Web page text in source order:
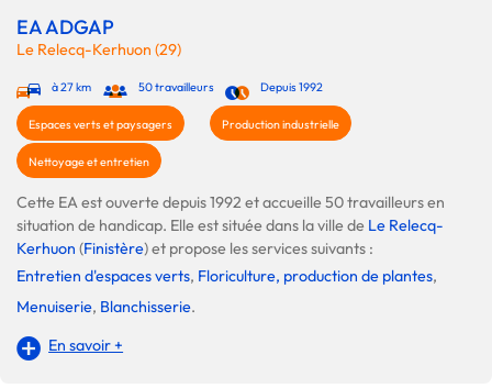
EA ADGAP
Le Relecq-Kerhuon (29)
à 27 km 50 travailleurs Depuis 1992
Espaces verts et paysagers Production industrielle
Nettoyage et entretien
Cette EA est ouverte depuis 1992 et accueille 50 travailleurs en
situation de handicap. Elle est située dans la ville de Le Relecq-
Kerhuon (Finistère) et propose les services suivants :
Entretien d'espaces verts, Floriculture, production de plantes,
Menuiserie, Blanchisserie.
En savoir +